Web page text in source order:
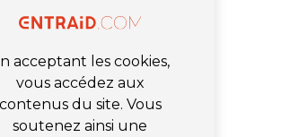
acceptant les cookies,
vous accédez aux
contenus du site. Vous
soutenez ainsi une